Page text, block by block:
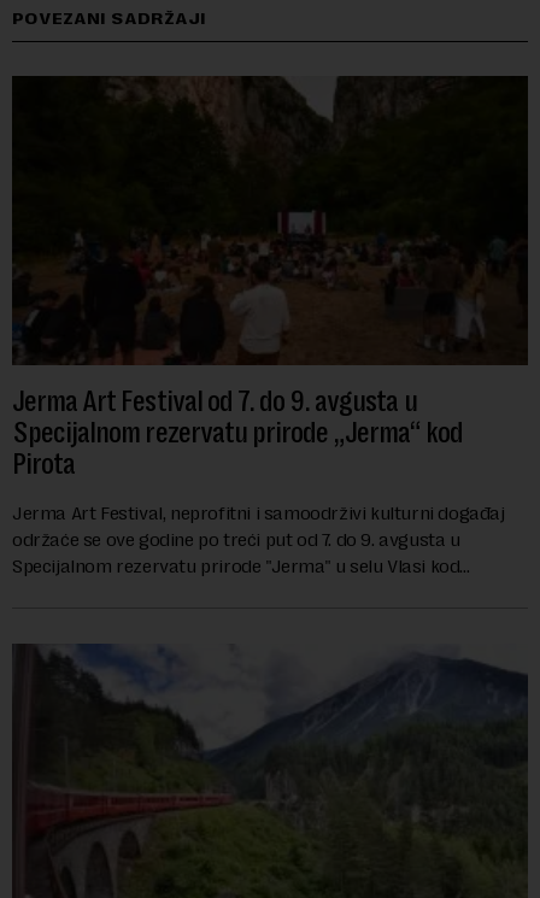
POVEZANI SADRŽAJI
Jerma Art Festival od 7. do 9. avgusta u
Specijalnom rezervatu prirode „Jerma“ kod
Pirota
Jerma Art Festival, neprofitni i samoodrživi kulturni događaj
održaće se ove godine po treći put od 7. do 9. avgusta u
Specijalnom rezervatu prirode "Jerma" u selu Vlasi kod